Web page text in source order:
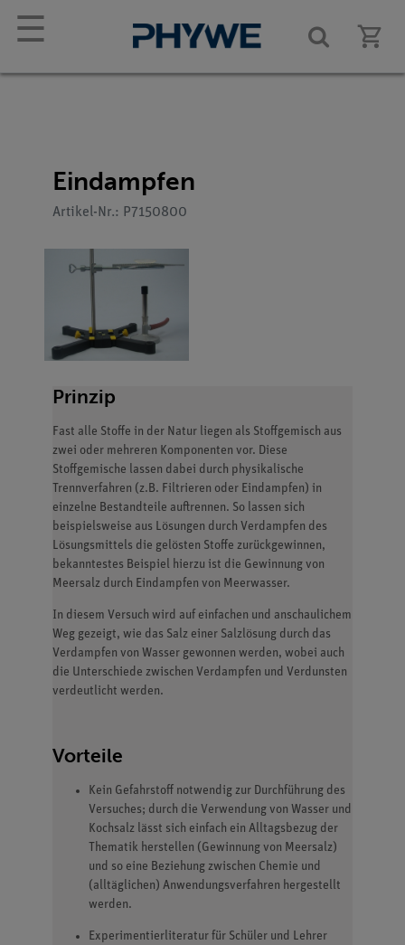
☰
Eindampfen
Artikel-Nr.: P7150800
Prinzip
Fast alle Stoffe in der Natur liegen als Stoffgemisch aus
zwei oder mehreren Komponenten vor. Diese
Stoffgemische lassen dabei durch physikalische
Trennverfahren (z.B. Filtrieren oder Eindampfen) in
einzelne Bestandteile auftrennen. So lassen sich
beispielsweise aus Lösungen durch Verdampfen des
Lösungsmittels die gelösten Stoffe zurückgewinnen,
bekanntestes Beispiel hierzu ist die Gewinnung von
Meersalz durch Eindampfen von Meerwasser.
In diesem Versuch wird auf einfachen und anschaulichem
Weg gezeigt, wie das Salz einer Salzlösung durch das
Verdampfen von Wasser gewonnen werden, wobei auch
die Unterschiede zwischen Verdampfen und Verdunsten
verdeutlicht werden.
Vorteile
Kein Gefahrstoff notwendig zur Durchführung des
Versuches; durch die Verwendung von Wasser und
Kochsalz lässt sich einfach ein Alltagsbezug der
Thematik herstellen (Gewinnung von Meersalz)
und so eine Beziehung zwischen Chemie und
(alltäglichen) Anwendungsverfahren hergestellt
werden.
Experimentierliteratur für Schüler und Lehrer